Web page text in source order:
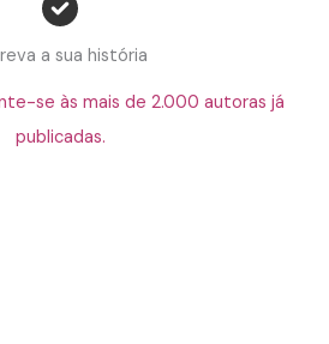
a sua história
se às mais de 2.000 autoras já
publicadas.